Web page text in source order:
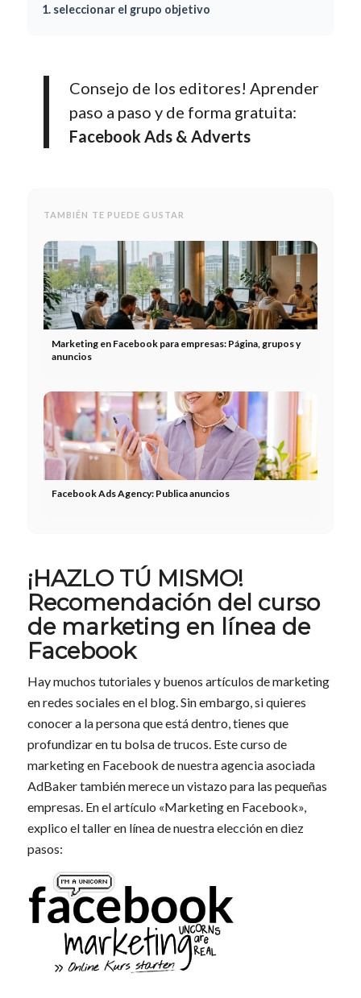
1. seleccionar el grupo objetivo
Consejo de los editores! Aprender
paso a paso y de forma gratuita:
Facebook Ads & Adverts
TAMBIÉN TE PUEDE GUSTAR
Marketing en Facebook para empresas: Página, grupos y
anuncios
Facebook Ads Agency: Publica anuncios
¡HAZLO TÚ MISMO!
Recomendación del curso
de marketing en línea de
Facebook
Hay muchos tutoriales y buenos artículos de marketing
en redes sociales en el blog. Sin embargo, si quieres
conocer a la persona que está dentro, tienes que
profundizar en tu bolsa de trucos. Este curso de
marketing en Facebook de nuestra agencia asociada
AdBaker también merece un vistazo para las pequeñas
empresas. En el artículo «Marketing en Facebook»,
explico el taller en línea de nuestra elección en diez
pasos: